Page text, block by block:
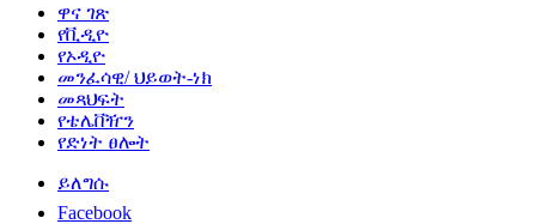
ዋና ገጽ
የቪዲዮ
የኦዲዮ
መንፈሳዊ/ ህይወት-ነክ
መጻህፍት
የቴሌቨዥን
የድነት ፀሎት
ይለግሱ
Facebook